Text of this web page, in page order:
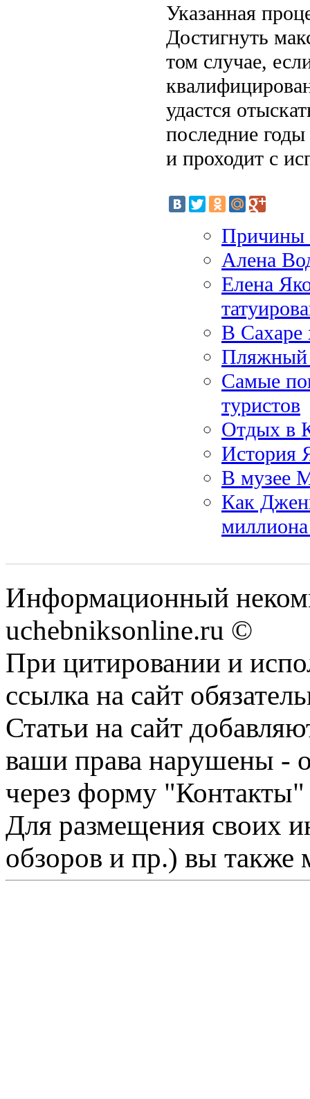
Указанная
Достигнуть
том случае,
удастся
последние годы
и проходит с
Причины
Алена
Елена
В Сахаре
Пляжный
Самые
туристов
Отдых в
История
В музее
Как
Информационный
uchebniksonline.ru ©
При цитировании и
ссылка на сайт
Статьи на сайт
ваши права нарушены -
через форму "Контакты"
Для размещения своих
обзоров и пр.) вы также